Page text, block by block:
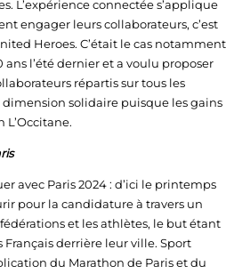
L’expérience connectée s’applique
engager leurs collaborateurs, c’est
Heroes. C’était le cas notamment
ans l’été dernier et a voulu proposer
répartis sur tous les
solidaire puisque les gains
L’Occitane.
avec Paris 2024 : d’ici le printemps
pour la candidature à travers un
et les athlètes, le but étant
derrière leur ville. Sport
du Marathon de Paris et du